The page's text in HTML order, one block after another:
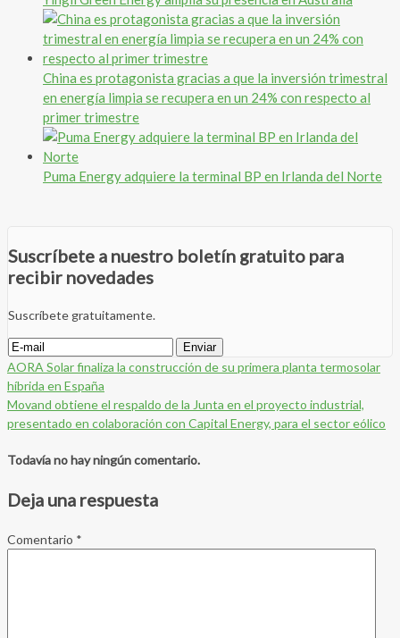
China es protagonista gracias a que la inversión trimestral
en energía limpia se recupera en un 24% con respecto al
primer trimestre
Puma Energy adquiere la terminal BP en Irlanda del Norte
Suscríbete a nuestro boletín gratuito para
recibir novedades
Suscríbete gratuitamente.
AORA Solar finaliza la construcción de su primera planta termosolar
híbrida en España
Movand obtiene el respaldo de la Junta en el proyecto industrial,
presentado en colaboración con Capital Energy, para el sector eólico
Todavía no hay ningún comentario.
Deja una respuesta
Comentario *